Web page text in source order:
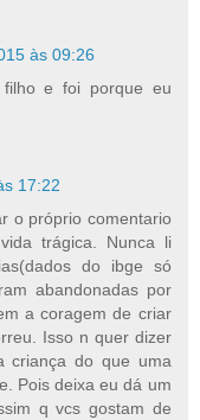
às 09:26
e foi porque eu
17:22
o próprio comentario
trágica. Nunca li
do ibge só
abandonadas por
a coragem de criar
Isso n quer dizer
criança do que uma
Pois deixa eu dá um
q vcs gostam de